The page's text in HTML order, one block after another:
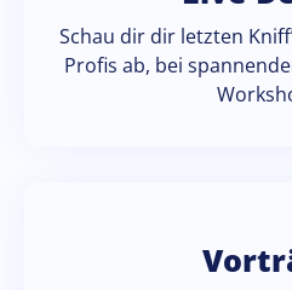
Schau dir dir letzten
Profis ab, bei